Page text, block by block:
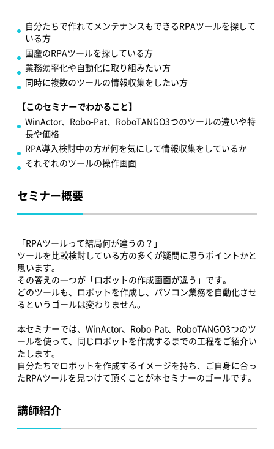
自分たちで作れてメンテナンスもできるRPAツールを探して
いる方
国産のRPAツールを探している方
業務効率化や自動化に取り組みたい方
同時に複数のツールの情報収集をしたい方
【このセミナーでわかること】
WinActor、Robo-Pat、RoboTANGO3つのツールの違いや特
長や価格
RPA導入検討中の方が何を気にして情報収集をしているか
それぞれのツールの操作画面
セミナー概要
「RPAツールって結局何が違うの？」
ツールを比較検討している方の多くが疑問に思うポイントかと
思います。
その答えの一つが「ロボットの作成画面が違う」です。
どのツールも、ロボットを作成し、パソコン業務を自動化させ
るというゴールは変わりません。
本セミナーでは、WinActor、Robo-Pat、RoboTANGO3つのツ
ールを使って、同じロボットを作成するまでの工程をご紹介い
たします。
自分たちでロボットを作成するイメージを持ち、ご自身に合っ
たRPAツールを見つけて頂くことが本セミナーのゴールです。
講師紹介